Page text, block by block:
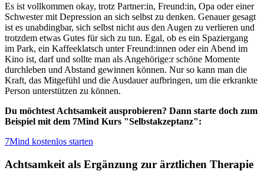
Es ist vollkommen okay, trotz Partner:in, Freund:in, Opa oder einer
Schwester mit Depression an sich selbst zu denken. Genauer gesagt
ist es unabdingbar, sich selbst nicht aus den Augen zu verlieren und
trotzdem etwas Gutes für sich zu tun. Egal, ob es ein Spaziergang
im Park, ein Kaffeeklatsch unter Freund:innen oder ein Abend im
Kino ist, darf und sollte man als Angehörige:r schöne Momente
durchleben und Abstand gewinnen können. Nur so kann man die
Kraft, das Mitgefühl und die Ausdauer aufbringen, um die erkrankte
Person unterstützen zu können.
Du möchtest Achtsamkeit ausprobieren? Dann starte doch zum
Beispiel mit dem 7Mind Kurs "Selbstakzeptanz":
7Mind kostenlos starten
Achtsamkeit als Ergänzung zur ärztlichen Therapie